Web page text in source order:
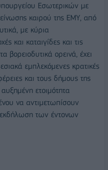
Εσωτερικών με
καιρού της ΕΜΥ, από
με κύρια
και καταιγίδες και τις
βορειοδυτικά ορεινά, έχει
εμπλεκόμενες κρατικές
και τους δήμους της
ετοιμότητα
να αντιμετωπίσουν
εκδήλωση των έντονων